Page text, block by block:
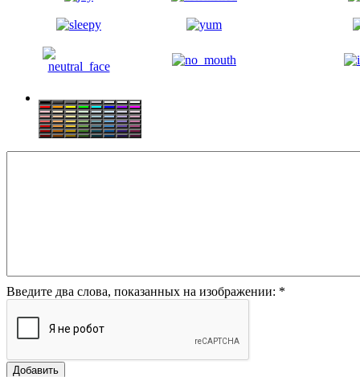
Введите два слова, показанных на изображении: *